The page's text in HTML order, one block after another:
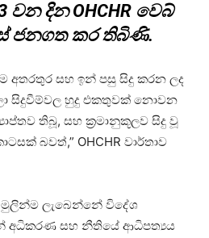
වන දින OHCHR වෙබ්
ජනගත කර තිබිණි.
අතරතුර සහ ඉන් පසු සිදු කරන ලද
සිදුවීම්වල හුදු එකතුවක් නොවන
තිබූ, සහ ක්‍රමානුකූලව සිදු වූ
බවත්,” OHCHR වාර්තාව
ලැබෙන්නේ විදේශ
අධිකරණ සහ නීතියේ ආධිපත්‍යය